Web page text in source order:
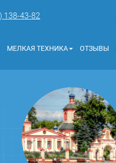
138-43-82
МЕЛКАЯ ТЕХНИКА ОТЗЫВЫ